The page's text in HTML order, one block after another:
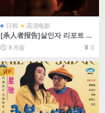
日韩 高清电影
[杀人者报告]살인자 리포트 (2
025)[百度网盘+夸克网盘1080
P超清未删减资源][网盘在线播
放/下载][MP4/2.6GB][中文字
幕]
8 月前 0
VIP